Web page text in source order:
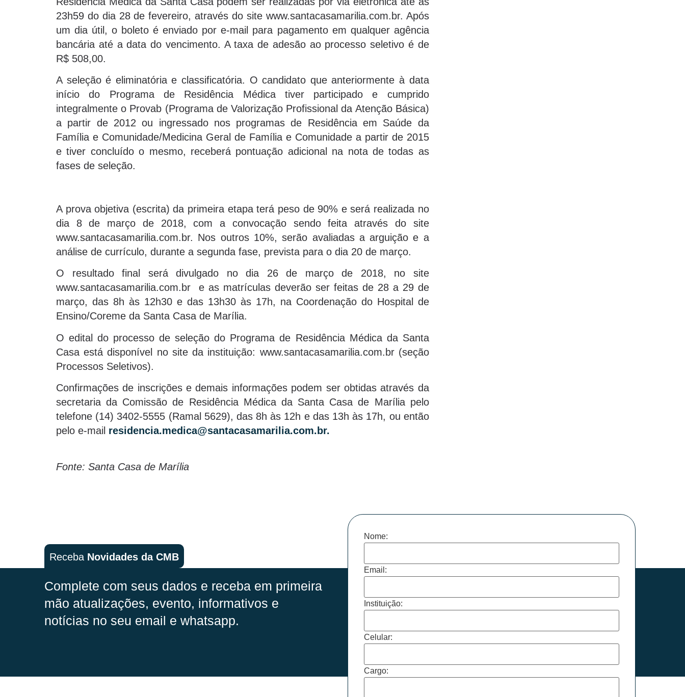
23h59 do dia 28 de fevereiro, através do site www.santacasamarilia.com.br. Após
um dia útil, o boleto é enviado por e-mail para pagamento em qualquer agência
bancária até a data do vencimento. A taxa de adesão ao processo seletivo é de
R$ 508,00.
A seleção é eliminatória e classificatória. O candidato que anteriormente à data
início do Programa de Residência Médica tiver participado e cumprido
integralmente o Provab (Programa de Valorização Profissional da Atenção Básica)
a partir de 2012 ou ingressado nos programas de Residência em Saúde da
Família e Comunidade/Medicina Geral de Família e Comunidade a partir de 2015
e tiver concluído o mesmo, receberá pontuação adicional na nota de todas as
fases de seleção.
A prova objetiva (escrita) da primeira etapa terá peso de 90% e será realizada no
dia 8 de março de 2018, com a convocação sendo feita através do site
www.santacasamarilia.com.br. Nos outros 10%, serão avaliadas a arguição e a
análise de currículo, durante a segunda fase, prevista para o dia 20 de março.
O resultado final será divulgado no dia 26 de março de 2018, no site
www.santacasamarilia.com.br e as matrículas deverão ser feitas de 28 a 29 de
março, das 8h às 12h30 e das 13h30 às 17h, na Coordenação do Hospital de
Ensino/Coreme da Santa Casa de Marília.
O edital do processo de seleção do Programa de Residência Médica da Santa
Casa está disponível no site da instituição: www.santacasamarilia.com.br (seção
Processos Seletivos).
Confirmações de inscrições e demais informações podem ser obtidas através da
secretaria da Comissão de Residência Médica da Santa Casa de Marília pelo
telefone (14) 3402-5555 (Ramal 5629), das 8h às 12h e das 13h às 17h, ou então
pelo e-mail residencia.medica@santacasamarilia.com.br.
Fonte: Santa Casa de Marília
Receba Novidades da CMB
Complete com seus dados e receba em primeira
mão atualizações, evento, informativos e
notícias no seu email e whatsapp.
Nome:
Email:
Instituição:
Celular:
Cargo: